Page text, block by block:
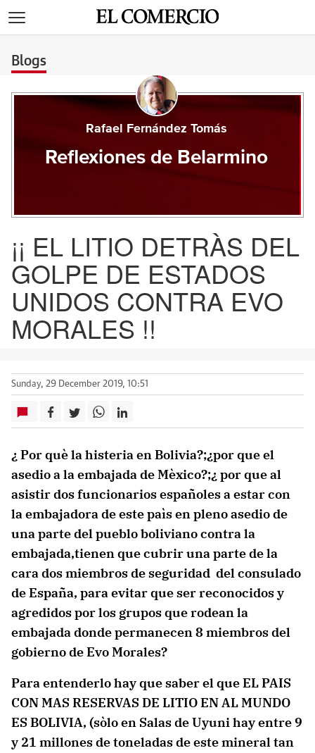
Blogs
Rafael Fernández Tomás
Reflexiones de Belarmino
¡¡ EL LITIO DETRÀS DEL
GOLPE DE ESTADOS
UNIDOS CONTRA EVO
MORALES !!
Sunday, 29 December 2019, 10:51
¿ Por què la histeria en Bolivia?;¿por que el
asedio a la embajada de Mèxico?;¿ por que al
asistir dos funcionarios españoles a estar con
la embajadora de este paìs en pleno asedio de
una parte del pueblo boliviano contra la
embajada,tienen que cubrir una parte de la
cara dos miembros de seguridad del consulado
de España, para evitar que ser reconocidos y
agredidos por los grupos que rodean la
embajada donde permanecen 8 miembros del
gobierno de Evo Morales?
Para entenderlo hay que saber el que EL PAIS
CON MAS RESERVAS DE LITIO EN AL MUNDO
ES BOLIVIA, (sòlo en Salas de Uyuni hay entre 9
y 21 millones de toneladas de este mineral tan